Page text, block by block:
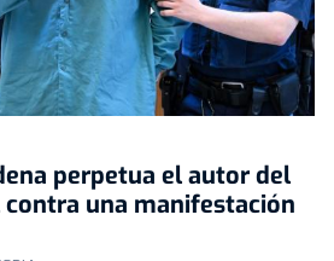
perpetua el autor del
una manifestación